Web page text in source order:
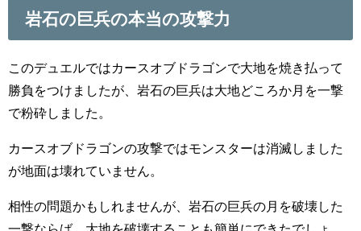
岩石の巨兵の本当の攻撃力
このデュエルではカースオブドラゴンで大地を焼き払って
勝負をつけましたが、岩石の巨兵は大地どころか月を一撃
で粉砕しました。
カースオブドラゴンの攻撃ではモンスターは消滅しました
が地面は壊れていません。
相性の問題かもしれませんが、岩石の巨兵の月を破壊した